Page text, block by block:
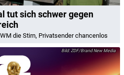
tut sich schwer gegen
die Stirn, Privatsender chancenlos
ZDF/Brand New Media